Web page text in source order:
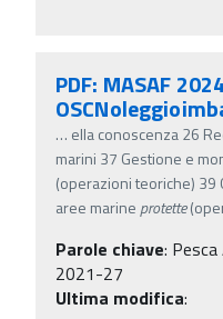
PDF: MASAF
… ella conoscenza 26
marini 37 Gestione e
(operazioni teoriche) 39
aree marine protette
Parole chiave:
2021-27
Ultima modifica: